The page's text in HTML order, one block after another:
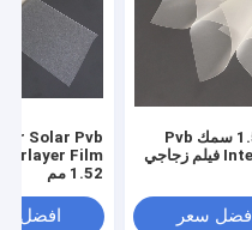
1.52mm سمك Pvb
Interlayer فيلم زجاجي
افضل سعر
Solar Pvb
1.52 مم
افضل